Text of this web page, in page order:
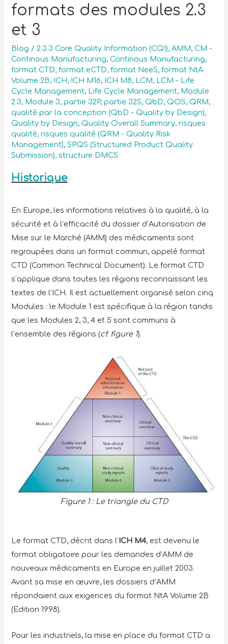
formats des modules 2.3
et 3
Blog / 2.3.3 Core Quality Information (CQI),AMM,CM -
Continous Manufacturing,Continous Manufacturing,
format CTD,format eCTD,format NeeS,format NtA
Volume 2B, ICH, ICH M16, ICH M8, LCM, LCM - Life
Cycle Management, Life Cycle Management, Module
2.3, Module 3,partie 32P,partie 32S,QbD,QOS,QRM,
qualité par la conception (QbD - Quality by Design),
Quality by Design,Quality Overall Summary,risques
qualité,risques qualité (QRM - Quality Risk
Management),SPQS (Structured Product Quality
Submission),structure DMCS
Historique
En Europe, les informations relatives à la qualité, à la
sécurité et à l’efficacité du dossier d’Autorisation de
Mise sur le Marché (AMM) des médicaments sont
regroupées dans un format commun, appelé format
CTD (Common Technical Document). Le format CTD
s’applique dans toutes les régions reconnaissant les
textes de l’ICH. Il est actuellement organisé selon cinq
Modules : le Module 1 est spécifique à la région tandis
que les Modules 2, 3, 4 et 5 sont communs à
l’ensemble des régions (cf. figure 1).
Figure 1 : Le triangle du CTD
Le format CTD, décrit dans l’ICH M4, est devenu le
format obligatoire pour les demandes d’AMM de
nouveaux médicaments en Europe en juillet 2003.
Avant sa mise en œuvre, les dossiers d’AMM
répondaient aux exigences du format NtA Volume 2B
(Edition 1998).
Pour les industriels, la mise en place du format CTD a